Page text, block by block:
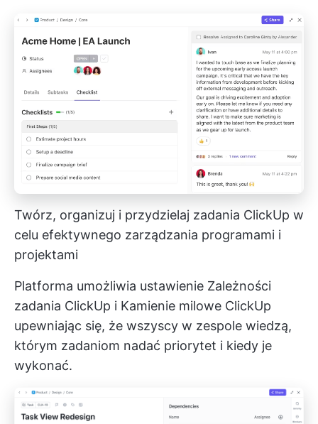
Twórz, organizuj i przydzielaj zadania ClickUp w
celu efektywnego zarządzania programami i
projektami
Platforma umożliwia ustawienie Zależności
zadania ClickUp i Kamienie milowe ClickUp
upewniając się, że wszyscy w zespole wiedzą,
którym zadaniom nadać priorytet i kiedy je
wykonać.